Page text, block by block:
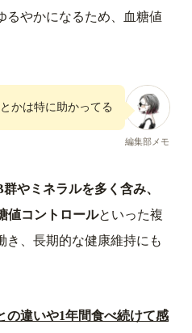
るやかになるため、血糖値
編集部メモ
かは特に助かってる
やミネラルを多く含み、
値コントロールといった複
き、長期的な健康維持にも
の違いや1年間食べ続けて感